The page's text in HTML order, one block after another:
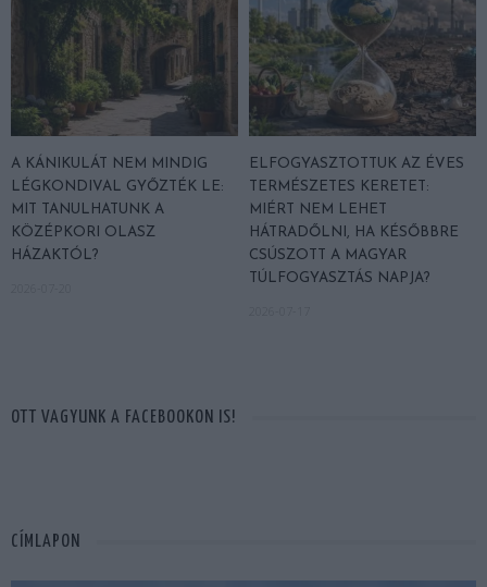
A KÁNIKULÁT NEM MINDIG
LÉGKONDIVAL GYŐZTÉK LE:
MIT TANULHATUNK A
KÖZÉPKORI OLASZ
HÁZAKTÓL?
ELFOGYASZTOTTUK AZ ÉVES
TERMÉSZETES KERETET:
MIÉRT NEM LEHET
HÁTRADŐLNI, HA KÉSŐBBRE
CSÚSZOTT A MAGYAR
TÚLFOGYASZTÁS NAPJA?
OTT VAGYUNK A FACEBOOKON IS!
CÍMLAPON